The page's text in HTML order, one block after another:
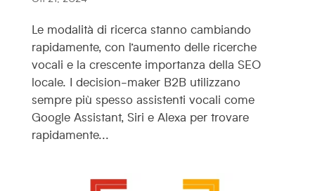
Le modalità di ricerca stanno cambiando
rapidamente, con l’aumento delle ricerche
vocali e la crescente importanza della SEO
locale. I decision-maker B2B utilizzano
sempre più spesso assistenti vocali come
Google Assistant, Siri e Alexa per trovare
rapidamente...